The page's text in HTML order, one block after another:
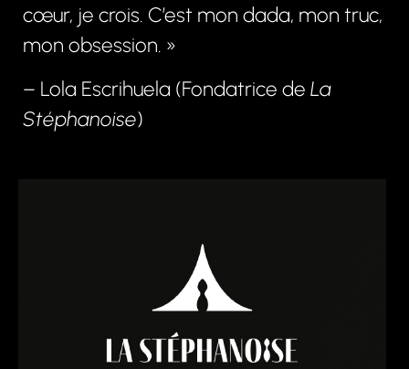
cœur, je crois. C’est mon dada, mon truc,
mon obsession. »
– Lola Escrihuela (Fondatrice de La
Stéphanoise)